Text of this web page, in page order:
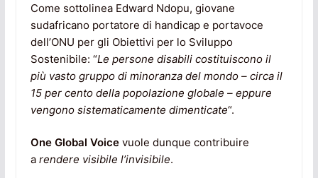
Come sottolinea Edward Ndopu, giovane
sudafricano portatore di handicap e portavoce
dell’ONU per gli Obiettivi per lo Sviluppo
Sostenibile: “Le persone disabili costituiscono il
più vasto gruppo di minoranza del mondo – circa il
15 per cento della popolazione globale – eppure
vengono sistematicamente dimenticate“.
One Global Voicevuole dunque contribuire
a rendere visibile l’invisibile.